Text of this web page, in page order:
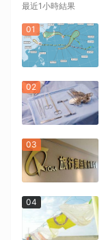
最近1小時結果
01
02
03
04